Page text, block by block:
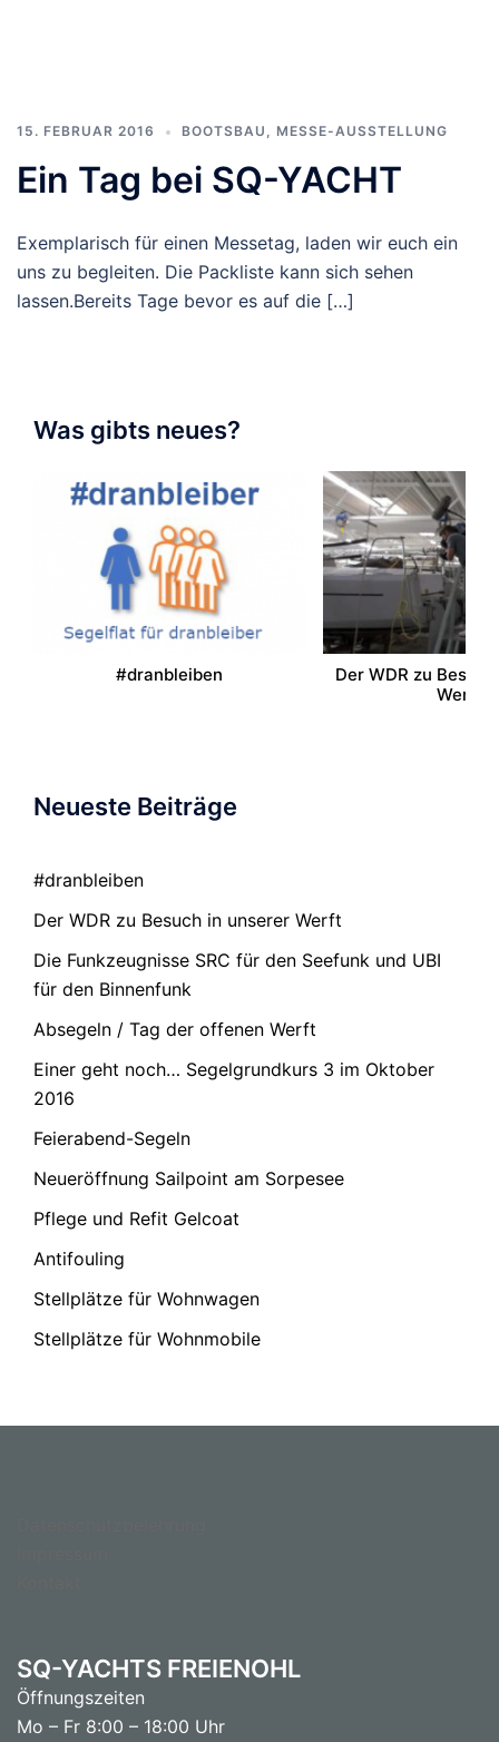
15. FEBRUAR 2016 BOOTSBAU , MESSE-AUSSTELLUNG
Ein Tag bei SQ-YACHT
Exemplarisch für einen Messetag, laden wir euch ein
uns zu begleiten. Die Packliste kann sich sehen
lassen.Bereits Tage bevor es auf die […]
Was gibts neues?
#dranbleiben
Der WDR zu
Werft
Neueste Beiträge
#dranbleiben
Der WDR zu Besuch in unserer Werft
Die Funkzeugnisse SRC für den Seefunk und UBI
für den Binnenfunk
Absegeln / Tag der offenen Werft
Einer geht noch… Segelgrundkurs 3 im Oktober
2016
Feierabend-Segeln
Neueröffnung Sailpoint am Sorpesee
Pflege und Refit Gelcoat
Antifouling
Stellplätze für Wohnwagen
Stellplätze für Wohnmobile
SQ-YACHTS FREIENOHL
Öffnungszeiten
Mo – Fr 8:00 – 18:00 Uhr